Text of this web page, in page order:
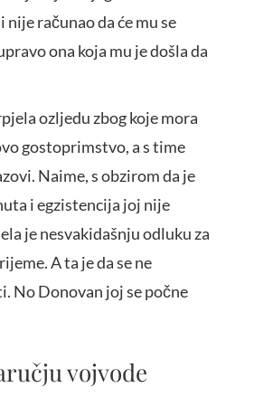
nije računao da će mu se
ona koja mu je došla da
ozljedu zbog koje mora
gostoprimstvo, a s time
Naime, s obzirom da je
i egzistencija joj nije
je nesvakidašnju odluku za
A ta je da se ne
No Donovan joj se počne
vojvode